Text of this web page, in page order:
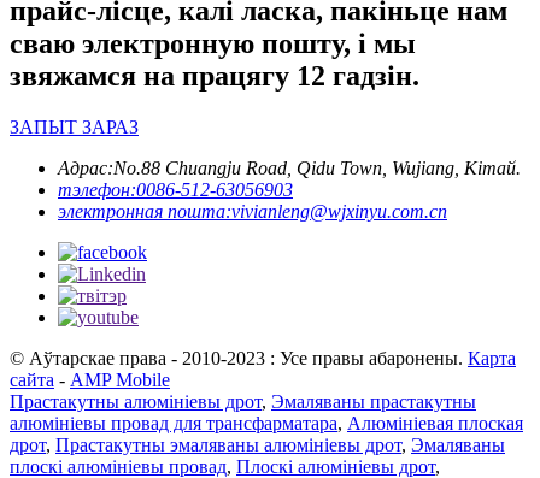
прайс-лісце, калі ласка, пакіньце нам
сваю электронную пошту, і мы
звяжамся на працягу 12 гадзін.
ЗАПЫТ ЗАРАЗ
Адрас:No.88 Chuangju Road, Qidu Town, Wujiang, Кітай.
тэлефон:0086-512-63056903
электронная пошта:vivianleng@wjxinyu.com.cn
© Аўтарскае права - 2010-2023 : Усе правы абаронены. Карта
сайта - AMP Mobile
Прастакутны алюмініевы дрот, Эмаляваны прастакутны
алюмініевы провад для трансфарматара, Алюмініевая плоская
дрот, Прастакутны эмаляваны алюмініевы дрот, Эмаляваны
плоскі алюмініевы провад, Плоскі алюмініевы дрот,